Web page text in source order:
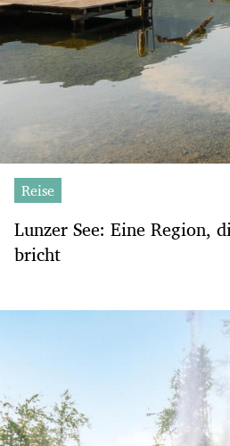
Reise
Lunzer See: Eine Region,
bricht